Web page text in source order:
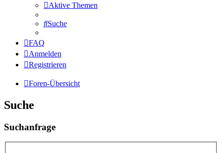
Aktive Themen
Suche
FAQ
Anmelden
Registrieren
Foren-Übersicht
Suche
Suchanfrage